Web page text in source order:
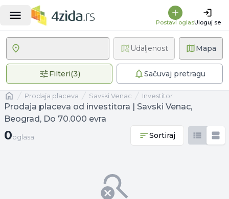
Postavi oglasUloguj se
Mapa
Filteri(3)3 primenjena filteraSačuvaj pretragu
Udaljenost
Naslovnaprodaja placeva Savski Venac investitor
Prodaja placeva od investitora | Savski Venac,
Beograd, Do 70.000 evra
0 oglasa
0oglasa Sortiraj